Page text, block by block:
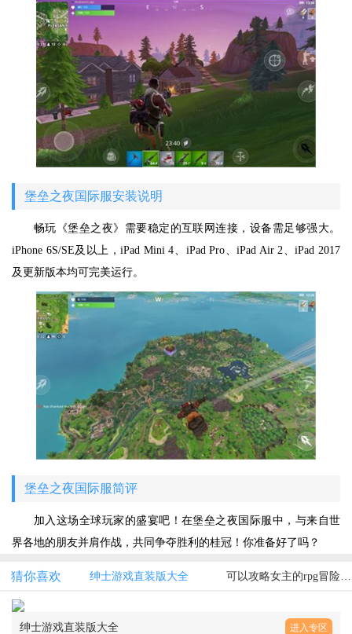
堡垒之夜国际服安装说明
畅玩《堡垒之夜》需要稳定的互联网连接，设备需足够强大。
iPhone 6S/SE及以上，iPad Mini 4、iPad Pro、iPad Air 2、iPad 2017
及更新版本均可完美运行。
堡垒之夜国际服简评
加入这场全球玩家的盛宴吧！在堡垒之夜国际服中，与来自世
界各地的朋友并肩作战，共同争夺胜利的桂冠！你准备好了吗？
猜你喜欢 绅士游戏直装版大全
绅士游戏直装版大全 进入专区